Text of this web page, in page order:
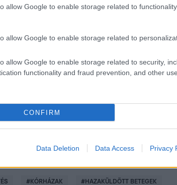
allow Google to enable storage related to
allow Google to enable storage related to
allow Google to enable storage related to security,
functionality and fraud prevention, and other
CONFIRM
Data Deletion Data Access Privacy
legyen a Google-találatokban!
#KÓRHÁZAK #HAZAKÜLDÖTT BETEGEK